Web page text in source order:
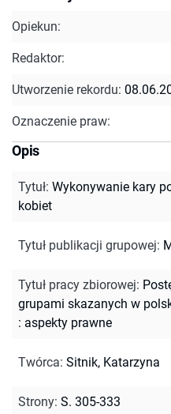
Opiekun:
Redaktor:
Utworzenie rekordu:
Oznaczenie praw:
Opis
Tytuł: Wykonywanie kary
kobiet
Tytuł publikacji grupowej:
Tytuł pracy zbiorowej:
grupami skazanych w
: aspekty prawne
Twórca: Sitnik, Katarzyna
Strony: S. 305-333